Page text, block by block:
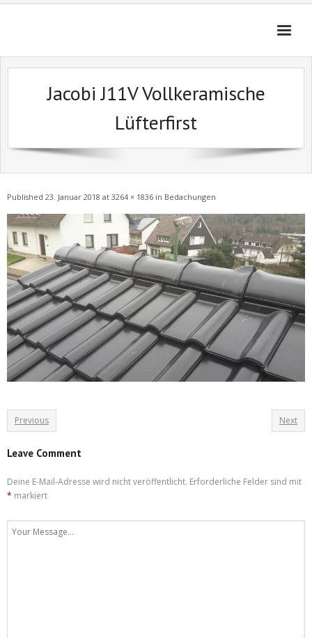
Skip
Jacobi J11V Vollkeramische
Lüfterfirst
Published 23. Januar 2018 at 3264 × 1836 in Bedachungen
Previous Next
Leave Comment
Deine E-Mail-Adresse wird nicht veröffentlicht. Erforderliche Felder sind mit
* markiert